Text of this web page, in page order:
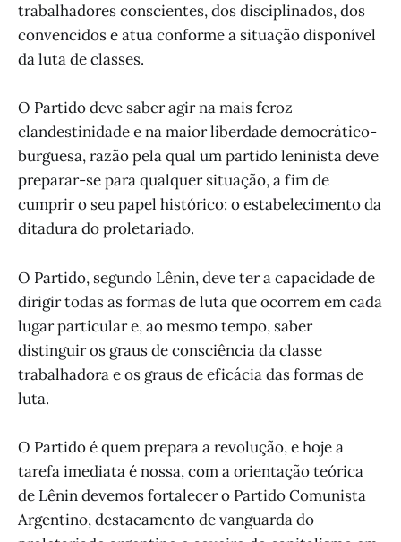
trabalhadores conscientes, dos disciplinados, dos
convencidos e atua conforme a situação disponível
da luta de classes.
O Partido deve saber agir na mais feroz
clandestinidade e na maior liberdade democrático-
burguesa, razão pela qual um partido leninista deve
preparar-se para qualquer situação, a fim de
cumprir o seu papel histórico: o estabelecimento da
ditadura do proletariado.
O Partido, segundo Lênin, deve ter a capacidade de
dirigir todas as formas de luta que ocorrem em cada
lugar particular e, ao mesmo tempo, saber
distinguir os graus de consciência da classe
trabalhadora e os graus de eficácia das formas de
luta.
O Partido é quem prepara a revolução, e hoje a
tarefa imediata é nossa, com a orientação teórica
de Lênin devemos fortalecer o Partido Comunista
Argentino, destacamento de vanguarda do